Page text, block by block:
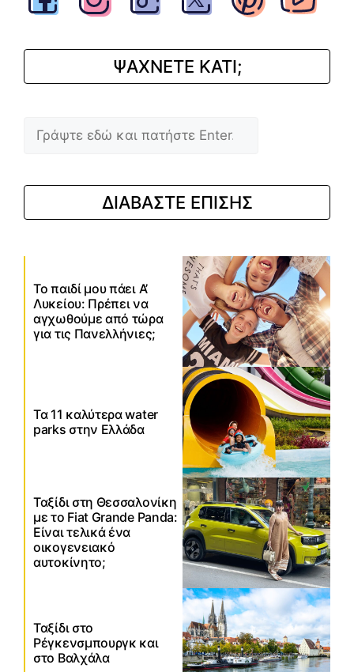
ΨΑΧΝΕΤΕ ΚΑΤΙ;
ΔΙΑΒΑΣΤΕ ΕΠΙΣΗΣ
Το παιδί μου πάει Α’
Λυκείου: Πρέπει να
αγχωθούμε από τώρα
για τις Πανελλήνιες;
Τα 11 καλύτερα water
parks στην Ελλάδα
Ταξίδι στη Θεσσαλονίκη
με το Fiat Grande Panda:
Είναι τελικά ένα
οικογενειακό
αυτοκίνητο;
Ταξίδι στο
Ρέγκενσμπουργκ και
στο Βαλχάλα